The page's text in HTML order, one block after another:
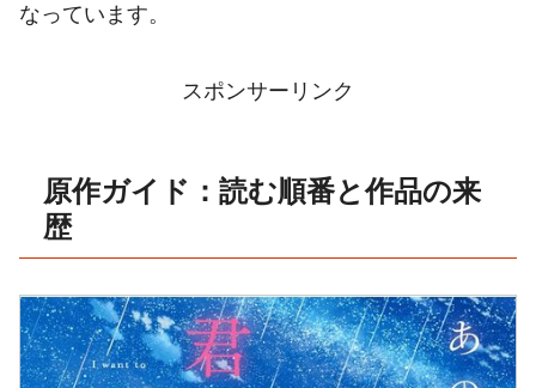
なっています。
スポンサーリンク
原作ガイド：読む順番と作品の来
歴